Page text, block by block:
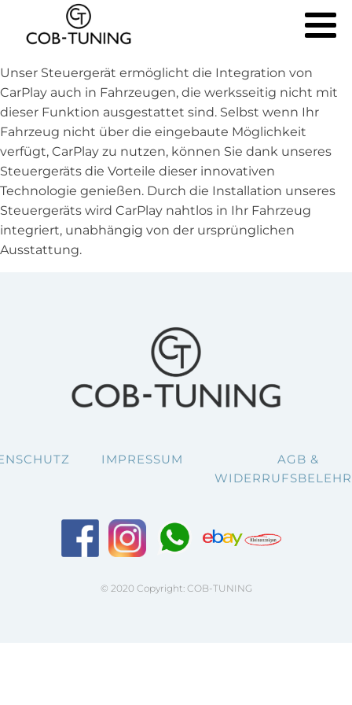
Unser Steuergerät ermöglicht die Integration von
CarPlay auch in Fahrzeugen, die werksseitig nicht mit
dieser Funktion ausgestattet sind. Selbst wenn Ihr
Fahrzeug nicht über die eingebaute Möglichkeit
verfügt, CarPlay zu nutzen, können Sie dank unseres
Steuergeräts die Vorteile dieser innovativen
Technologie genießen. Durch die Installation unseres
Steuergeräts wird CarPlay nahtlos in Ihr Fahrzeug
integriert, unabhängig von der ursprünglichen
Ausstattung.
IMPRESSUM
AGB &
© 2020 Copyright: COB-TUNING